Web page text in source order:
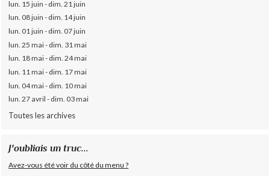
lun. 15 juin - dim. 21 juin
lun. 08 juin - dim. 14 juin
lun. 01 juin - dim. 07 juin
lun. 25 mai - dim. 31 mai
lun. 18 mai - dim. 24 mai
lun. 11 mai - dim. 17 mai
lun. 04 mai - dim. 10 mai
lun. 27 avril - dim. 03 mai
Toutes les archives
J'oubliais un truc...
Avez-vous été voir du côté du menu ?